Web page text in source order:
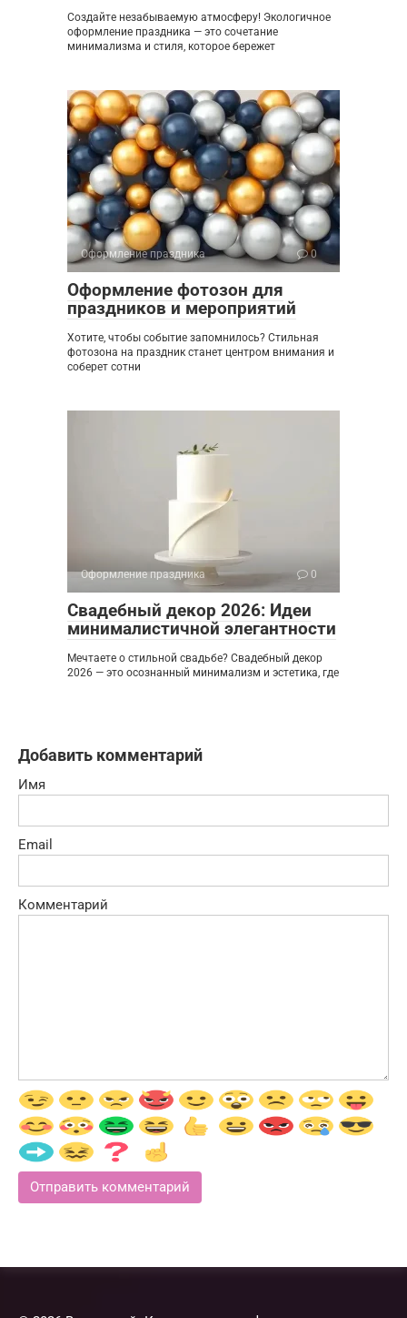
Создайте незабываемую атмосферу! Экологичное
оформление праздника — это сочетание
минимализма и стиля, которое бережет
Оформление праздника 0
Оформление фотозон для
праздников и мероприятий
Хотите, чтобы событие запомнилось? Стильная
фотозона на праздник станет центром внимания и
соберет сотни
Оформление праздника 0
Свадебный декор 2026: Идеи
минималистичной элегантности
Мечтаете о стильной свадьбе? Свадебный декор
2026 — это осознанный минимализм и эстетика, где
Добавить комментарий
Имя
Email
Комментарий